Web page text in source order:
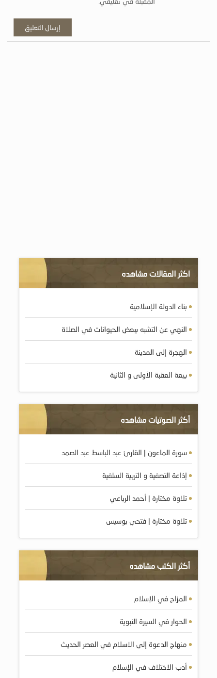
اكثر المقالات مشاهده
بناء الدولة الإسلامية
النهي عن التشبه ببعض الحيوانات في الصلاة
الهجرة إلى المدينة
بيعة العقبة الأولى و الثانية
أكثر الصوتيات مشاهده
سورة الماعون | القارئ عبد الباسط عبد الصمد
إذاعة التصفية و التربية السلفية
تلاوة مختارة | أحمد الرباعي
تلاوة مختارة | فتحي بوسيس
أكثر الكتب مشاهده
المزاح في الإسلام
الحوار في السيرة النبوية
منهاج الدعوة إلى الاسلام في العصر الحديث
أدب الاختلاف في الإسلام